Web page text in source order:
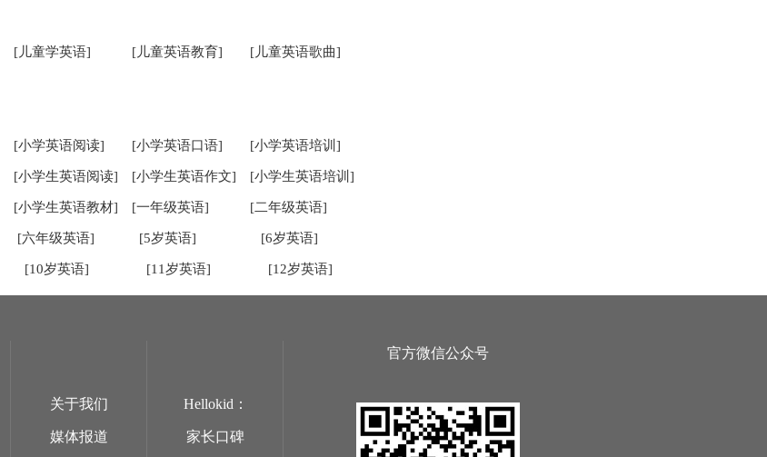
[儿童学英语] [儿童英语教育] [儿童英语歌曲]
[小学英语阅读] [小学英语口语] [小学英语培训]
[小学生英语阅读] [小学生英语作文] [小学生英语培训]
[小学生英语教材] [一年级英语] [二年级英语]
[六年级英语] [5岁英语] [6岁英语]
[10岁英语] [11岁英语] [12岁英语]
关于我们
媒体报道
Hellokid：
家长口碑
官方微信公众号